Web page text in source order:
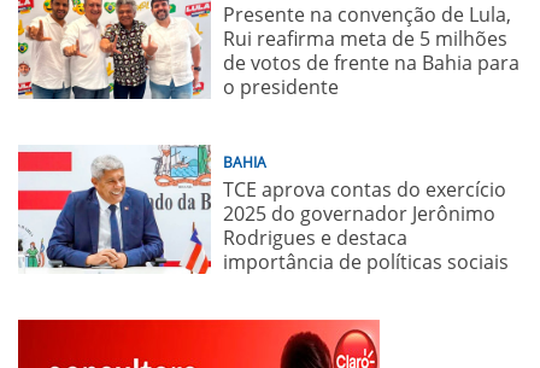
Presente na convenção de Lula,
Rui reafirma meta de 5 milhões
de votos de frente na Bahia para
o presidente
BAHIA
TCE aprova contas do exercício
2025 do governador Jerônimo
Rodrigues e destaca
importância de políticas sociais